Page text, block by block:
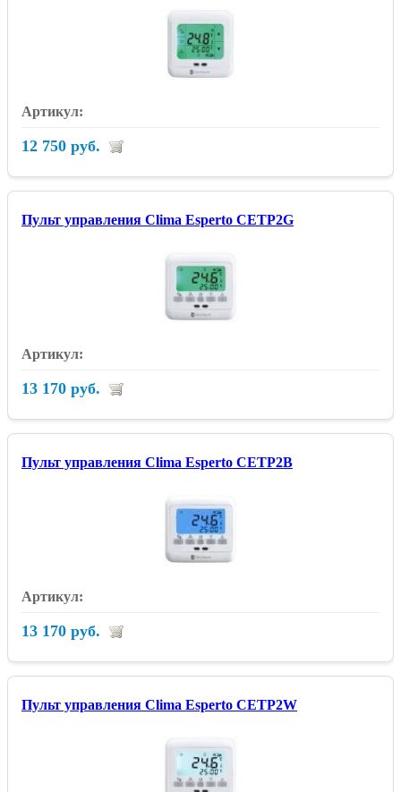
12 750 руб.
Пульт управления Clima Esperto CETP2G
13 170 руб.
Пульт управления Clima Esperto CETP2B
13 170 руб.
Пульт управления Clima Esperto CETP2W